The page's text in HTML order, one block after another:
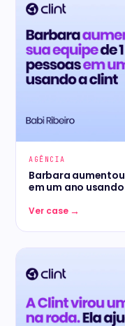
AGÊNCIA
Barbara
em um ano
Ver case →